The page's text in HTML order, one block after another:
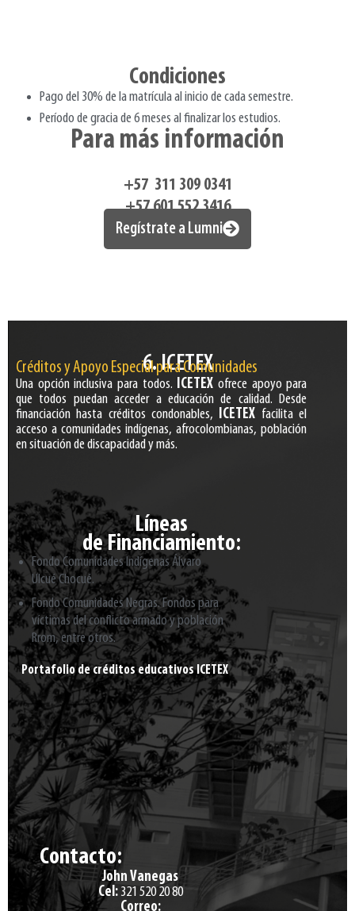
Condiciones
Pago del 30% de la matrícula al inicio de cada semestre.
Período de gracia de 6 meses al finalizar los estudios.
Para más información
+57 311 309 0341
+57 601 552 3416
Regístrate a Lumni
6. ICETEX
Créditos y Apoyo Especial para Comunidades
Una opción inclusiva para todos. ICETEX ofrece apoyo para
que todos puedan acceder a educación de calidad. Desde
financiación hasta créditos condonables,
ICETEX facilita el
acceso a comunidades indígenas, afrocolombianas, población
en situación de discapacidad y más.
Líneas
de Financiamiento:
Fondo Comunidades Indígenas Álvaro
Ulcué Chocué.
Fondo Comunidades Negras.Fondos para
víctimas del conflicto armado y población
Rrom, entre otros.
Portafolio de créditos educativos ICETEX
Contacto:
John Vanegas
Cel:321 520 20 80
Correo: